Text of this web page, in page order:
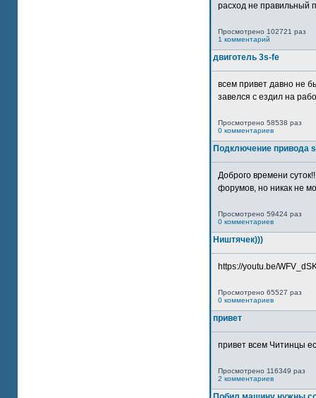
расход не правильный
Просмотрено 102721 раз
1 комментарий
двиготель 3s-fe
всем привет давно не
завелся с ездил на
Просмотрено 58538 раз
0 комментариев
Подключение привода
Доброго времени
форумов, но никак не
Просмотрено 59424 раз
0 комментариев
Ништячек)))
https://youtu.be/
Просмотрено 65527 раз
0 комментариев
привет
привет всем Читинцы
Просмотрено 116349 раз
2 комментариев